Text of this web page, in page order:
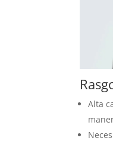
Alta